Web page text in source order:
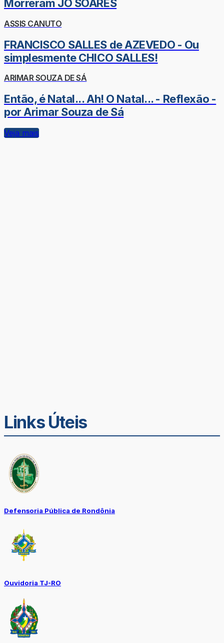
Morreram JÔ SOARES
ASSIS CANUTO
FRANCISCO SALLES de AZEVEDO - Ou
simplesmente CHICO SALLES!
ARIMAR SOUZA DE SÁ
Então, é Natal... Ah! O Natal... - Reflexão -
por Arimar Souza de Sá
Veja mais
Links Úteis
Defensoria Pública de Rondônia
Ouvidoria TJ-RO